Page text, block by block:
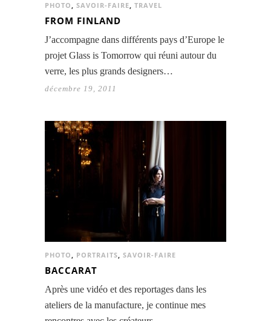
PHOTO, SAVOIR-FAIRE, TRAVEL
FROM FINLAND
J’accompagne dans différents pays d’Europe le
projet Glass is Tomorrow qui réuni autour du
verre, les plus grands designers…
décembre 19, 2011
PHOTO, PORTRAITS, SAVOIR-FAIRE
BACCARAT
Après une vidéo et des reportages dans les
ateliers de la manufacture, je continue mes